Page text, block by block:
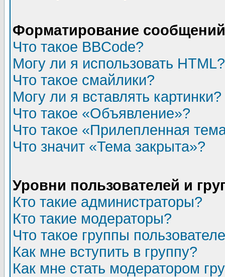
Форматирование
Что такое BBCode?
Могу ли я использовать HTML?
Что такое смайлики?
Могу ли я вставлять картинки?
Что такое «Объявление»?
Что такое «Прилепленная
Что значит «Тема закрыта»?
Уровни пользователей и
Кто такие администраторы?
Кто такие модераторы?
Что такое группы
Как мне вступить в группу?
Как мне стать модератором